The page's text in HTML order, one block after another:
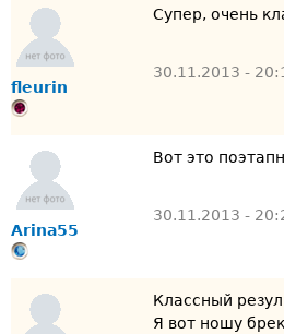
fleurin
Супер, очень
30.11.2013 -
Arina55
Вот это
30.11.2013 -
Классный
Я вот ношу